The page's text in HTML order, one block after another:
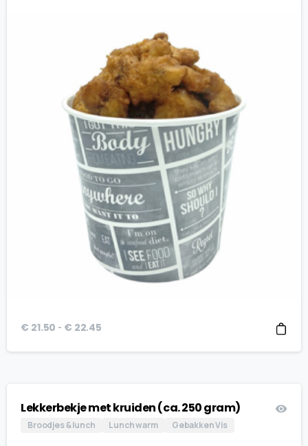
€ 21.50 - € 22.45
Lekkerbekje met kruiden (ca. 250 gram)
Broodjes & lunch Lunch warm Gebakken Vis